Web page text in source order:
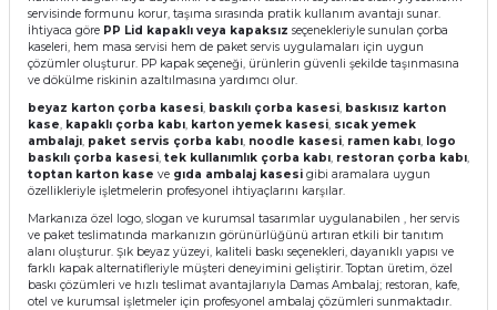
servisinde formunu korur, taşıma sırasında pratik kullanım avantajı sunar.
İhtiyaca göre PP Lid kapaklı veya kapaksız seçenekleriyle sunulan çorba
kaseleri, hem masa servisi hem de paket servis uygulamaları için uygun
çözümler oluşturur. PP kapak seçeneği, ürünlerin güvenli şekilde taşınmasına
ve dökülme riskinin azaltılmasına yardımcı olur.
beyaz karton çorba kasesi, baskılı çorba kasesi, baskısız karton
kase, kapaklı çorba kabı, karton yemek kasesi, sıcak yemek
ambalajı, paket servis çorba kabı, noodle kasesi, ramen kabı, logo
baskılı çorba kasesi, tek kullanımlık çorba kabı, restoran çorba kabı,
toptan karton kase ve gıda ambalaj kasesi gibi aramalara uygun
özellikleriyle işletmelerin profesyonel ihtiyaçlarını karşılar.
Markanıza özel logo, slogan ve kurumsal tasarımlar uygulanabilen , her servis
ve paket teslimatında markanızın görünürlüğünü artıran etkili bir tanıtım
alanı oluşturur. Şık beyaz yüzeyi, kaliteli baskı seçenekleri, dayanıklı yapısı ve
farklı kapak alternatifleriyle müşteri deneyimini geliştirir. Toptan üretim, özel
baskı çözümleri ve hızlı teslimat avantajlarıyla Damas Ambalaj; restoran, kafe,
otel ve kurumsal işletmeler için profesyonel ambalaj çözümleri sunmaktadır.